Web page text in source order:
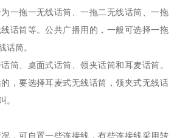
一拖一无线话筒、一拖二无线话筒、一拖
话筒等。公共广播用的，一般可选择一拖
话筒。
筒、桌面式话筒、领夹话筒和耳麦话筒。
，要选择耳麦式无线话筒，领夹式无线话
。
，可自置一些连接线，有些连接线采用转